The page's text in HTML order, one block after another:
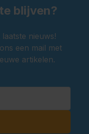
blijven?
nieuws!
een mail met
artikelen.